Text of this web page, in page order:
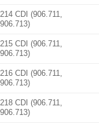
214 CDI (906.711,
906.713)
215 CDI (906.711,
906.713)
216 CDI (906.711,
906.713)
218 CDI (906.711,
906.713)